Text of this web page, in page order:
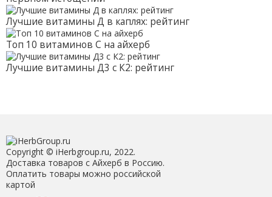
Лучшие витамины Д в каплях: рейтинг
Топ 10 витаминов С на айхерб
Лучшие витамины Д3 с К2: рейтинг
Copyright © iHerbgroup.ru, 2022.
Доставка товаров с Айхерб в Россию.
Оплатить товары можно российской
картой